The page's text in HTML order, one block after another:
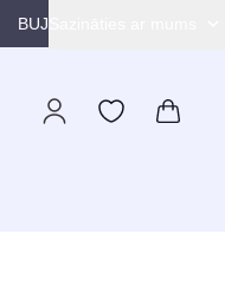
BUJ